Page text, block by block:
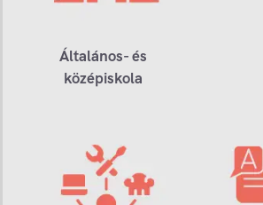
Általános- és
középiskola